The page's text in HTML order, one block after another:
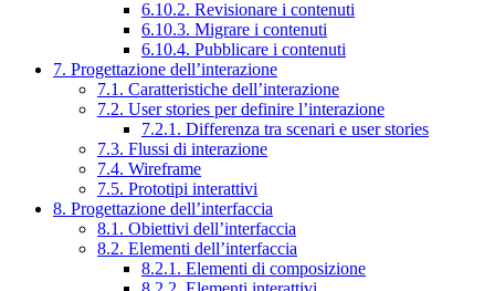
6.10.2. Revisionare i contenuti
6.10.3. Migrare i contenuti
6.10.4. Pubblicare i contenuti
7. Progettazione dell’interazione
7.1. Caratteristiche dell’interazione
7.2. User stories per definire l’interazione
7.2.1. Differenza tra scenari e user stories
7.3. Flussi di interazione
7.4. Wireframe
7.5. Prototipi interattivi
8. Progettazione dell’interfaccia
8.1. Obiettivi dell’interfaccia
8.2. Elementi dell’interfaccia
8.2.1. Elementi di composizione